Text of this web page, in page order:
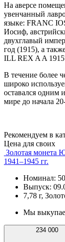
На аверсе
увенчанный
языке: FRANC
Иосиф,
двухглавый
год (1915), а
ILL REX A A
В течение более
широко
оставался одним
мире до начала
Рекомендуем в
Цена для своих
Золотая монета
1941–1945 гг.
Номинал:
Выпуск:
7,78 г,
Мы
234 000